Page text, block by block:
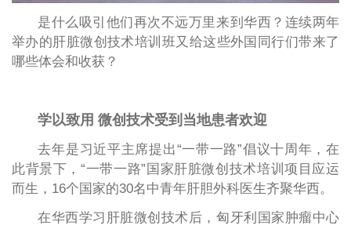
是什么吸引他们再次不远万里来到华西？连续两年
举办的肝脏微创技术培训班又给这些外国同行们带来了
哪些体会和收获？
学以致用 微创技术受到当地患者欢迎
去年是习近平主席提出“一带一路”倡议十周年，在
此背景下，“一带一路”国家肝脏微创技术培训项目应运
而生，16个国家的30名中青年肝胆外科医生齐聚华西。
在华西学习肝脏微创技术后，匈牙利国家肿瘤中心